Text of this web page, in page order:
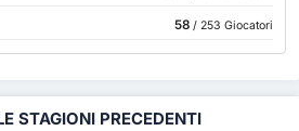
58/ 253 Giocatori
STAGIONI PRECEDENTI